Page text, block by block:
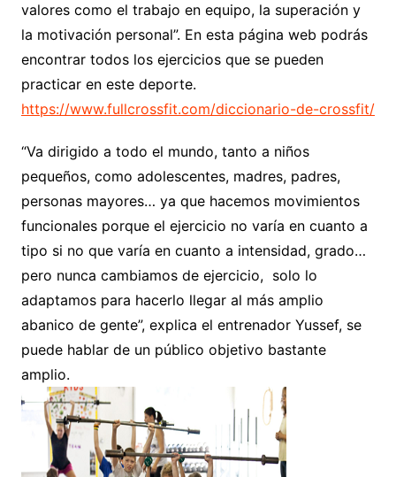
valores como el trabajo en equipo, la superación y
la motivación personal”. En esta página web podrás
encontrar todos los ejercicios que se pueden
practicar en este deporte.
https://www.fullcrossfit.com/diccionario-de-crossfit/
“Va dirigido a todo el mundo, tanto a niños
pequeños, como adolescentes, madres, padres,
personas mayores… ya que hacemos movimientos
funcionales porque el ejercicio no varía en cuanto a
tipo si no que varía en cuanto a intensidad, grado…
pero nunca cambiamos de ejercicio, solo lo
adaptamos para hacerlo llegar al más amplio
abanico de gente”, explica el entrenador Yussef, se
puede hablar de un público objetivo bastante
amplio.